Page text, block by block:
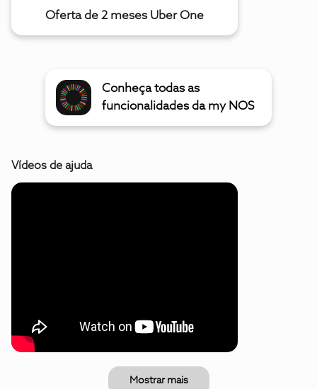
Oferta de 2 meses Uber One
Conheça todas as
funcionalidades da my NOS
Vídeos de ajuda
Mostrar mais